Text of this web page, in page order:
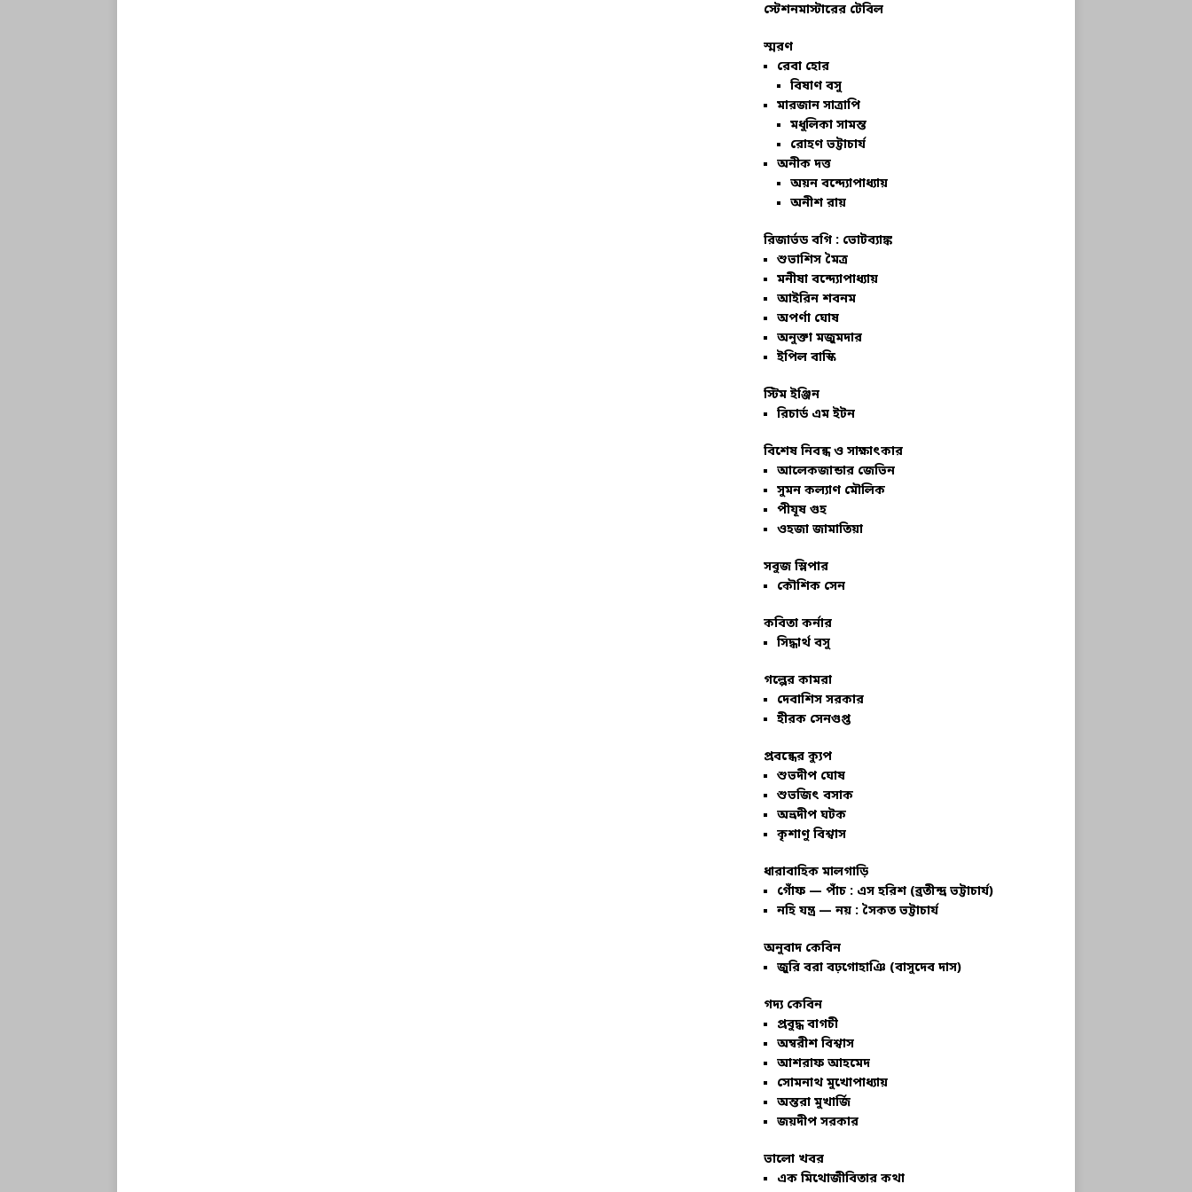
স্টেশনমাস্টারের টেবিল
স্মরণ
রেবা হোর
বিষাণ বসু
মারজান সাত্রাপি
মধুলিকা সামন্ত
রোহণ ভট্টাচার্য
অনীক দত্ত
অয়ন বন্দ্যোপাধ্যায়
অনীশ রায়
রিজার্ভড বগি : ভোটব্যাঙ্ক
শুভাশিস মৈত্র
মনীষা বন্দ্যোপাধ্যায়
আইরিন শবনম
অপর্ণা ঘোষ
অনুক্তা মজুমদার
ইপিল বাস্কি
স্টিম ইঞ্জিন
রিচার্ড এম ইটন
বিশেষ নিবন্ধ ও সাক্ষাৎকার
আলেকজান্ডার জেভিন
সুমন কল্যাণ মৌলিক
পীযূষ গুহ
ওহজা জামাতিয়া
সবুজ স্লিপার
কৌশিক সেন
কবিতা কর্নার
সিদ্ধার্থ বসু
গল্পের কামরা
দেবাশিস সরকার
হীরক সেনগুপ্ত
প্রবন্ধের ক্যুপ
শুভদীপ ঘোষ
শুভজিৎ বসাক
অভ্রদীপ ঘটক
কৃশাণু বিশ্বাস
ধারাবাহিক মালগাড়ি
গোঁফ — পাঁচ : এস হরিশ (ব্রতীন্দ্র ভট্টাচার্য)
নহি যন্ত্র — নয় : সৈকত ভট্টাচার্য
অনুবাদ কেবিন
জুরি বরা বঢ়গোহাঞি (বাসুদেব দাস)
গদ্য কেবিন
প্রবুদ্ধ বাগচী
অম্বরীশ বিশ্বাস
আশরাফ আহমেদ
সোমনাথ মুখোপাধ্যায়
অন্তরা মুখার্জি
জয়দীপ সরকার
ভালো খবর
এক মিথোজীবিতার কথা